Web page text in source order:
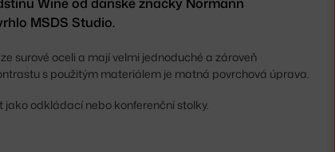
MSDS Studio.
surové oceli a mají velmi jednoduché a zároveň
s použitým materiálem je matná povrchová úprava.
jako odkládací nebo konferenční stolky.